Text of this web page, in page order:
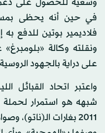
في حين أنه يحظى
فلاديمير بوتين للدفع
ونقلته وكالة
على دراية بالجهود
واعتبر اتحاد القبائل
شبهه هو استمرار
2011 بغارات الـ(ناتو)،